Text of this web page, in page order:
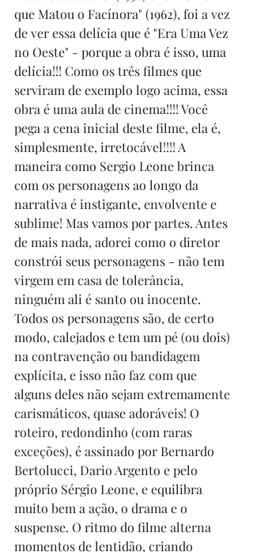
que Matou o Facínora" (1962), foi a vez
de ver essa delícia que é "Era Uma Vez
no Oeste" - porque a obra é isso, uma
delícia!!! Como os três filmes que
serviram de exemplo logo acima, essa
obra é uma aula de cinema!!!! Você
pega a cena inicial deste filme, ela é,
simplesmente, irretocável!!!! A
maneira como Sergio Leone brinca
com os personagens ao longo da
narrativa é instigante, envolvente e
sublime! Mas vamos por partes. Antes
de mais nada, adorei como o diretor
constrói seus personagens - não tem
virgem em casa de tolerância,
ninguém ali é santo ou inocente.
Todos os personagens são, de certo
modo, calejados e tem um pé (ou dois)
na contravenção ou bandidagem
explícita, e isso não faz com que
alguns deles não sejam extremamente
carismáticos, quase adoráveis! O
roteiro, redondinho (com raras
exceções), é assinado por Bernardo
Bertolucci, Dario Argento e pelo
próprio Sérgio Leone, e equilibra
muito bem a ação, o drama e o
suspense. O ritmo do filme alterna
momentos de lentidão, criando